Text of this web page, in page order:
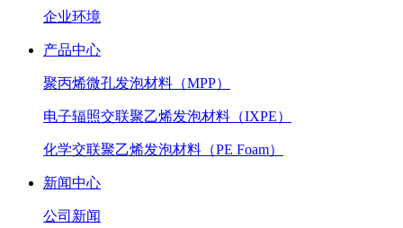
企业环境
产品中心
聚丙烯微孔发泡材料（MPP）
电子辐照交联聚乙烯发泡材料（IXPE）
化学交联聚乙烯发泡材料（PE Foam）
新闻中心
公司新闻